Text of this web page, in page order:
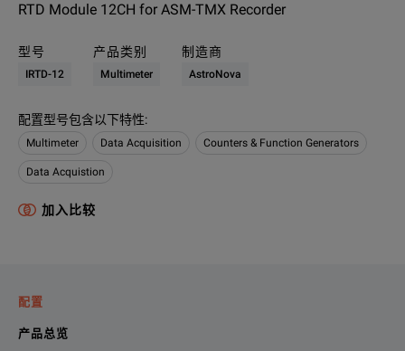
RTD Module 12CH for ASM-TMX Recorder
型号
IRTD-12
产品类别
Multimeter
制造商
AstroNova
配置型号包含以下特性:
Multimeter Data Acquisition Counters & Function Generators
Data Acquistion
加入比较
配置
产品总览